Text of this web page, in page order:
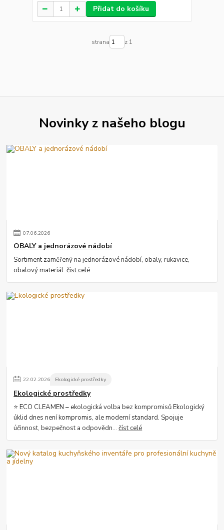
Přidat do košíku
strana z 1
Novinky z našeho blogu
07.06.2026
OBALY a jednorázové nádobí
Sortiment zaměřený na jednorázové nádobí, obaly, rukavice,
obalový materiál.číst celé
22.02.2026 Ekologické prostředky
Ekologické prostředky
⭐ ECO CLEAMEN – ekologická volba bez kompromisů Ekologický
úklid dnes není kompromis, ale moderní standard. Spojuje
účinnost, bezpečnost a odpovědn...číst celé